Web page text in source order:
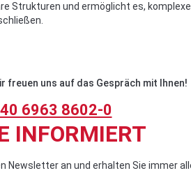
Strukturen und ermöglicht es, komplexe
freuen uns auf das Gespräch mit Ihnen!
6963 8602-0
INFORMIERT
Newsletter an und erhalten Sie immer